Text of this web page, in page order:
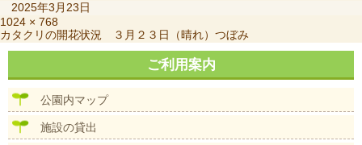
日:
2025年3月23日
フ
ル
サ
ズ
1024 × 768
投
稿
ビ
カタクリの開花状況 ３月２３日（晴れ）つぼみ
ご利用案内
公園内マップ
施設の貸出